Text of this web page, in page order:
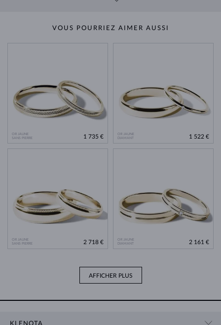
VOUS POURRIEZ AIMER AUSSI
OR JAUNE
SANS PIERRE
1 735 €
OR JAUNE
DIAMANT
1 522 €
OR JAUNE
SANS PIERRE
2 718 €
OR JAUNE
DIAMANT
2 161 €
AFFICHER PLUS